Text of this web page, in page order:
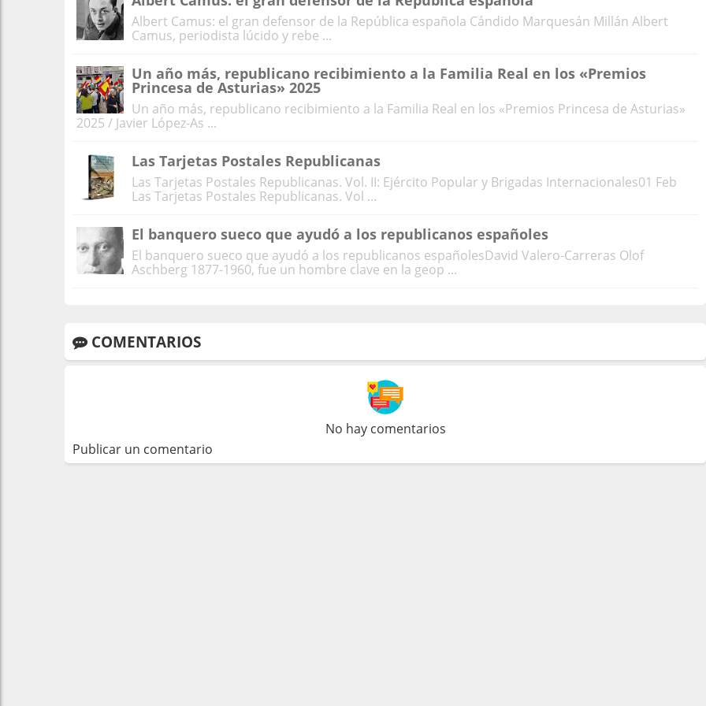
Albert Camus: el gran defensor de la República española Cándido Marquesán Millán Albert
Camus, periodista lúcido y rebe ...
Un año más, republicano recibimiento a la Familia Real en los «Premios
Princesa de Asturias» 2025
Un año más, republicano recibimiento a la Familia Real en los «Premios Princesa de Asturias»
2025 / Javier López-As ...
Las Tarjetas Postales Republicanas
Las Tarjetas Postales Republicanas. Vol. II: Ejército Popular y Brigadas Internacionales01 Feb
Las Tarjetas Postales Republicanas. Vol ...
El banquero sueco que ayudó a los republicanos españoles
El banquero sueco que ayudó a los republicanos españolesDavid Valero-Carreras Olof
Aschberg 1877-1960, fue un hombre clave en la geop ...
COMENTARIOS
No hay comentarios
Publicar un comentario